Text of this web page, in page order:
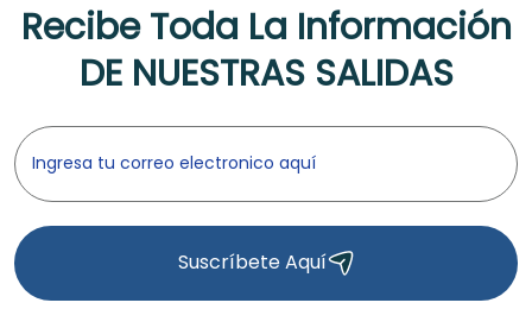
Recibe Toda La Información
DE NUESTRAS SALIDAS
Suscríbete Aquí